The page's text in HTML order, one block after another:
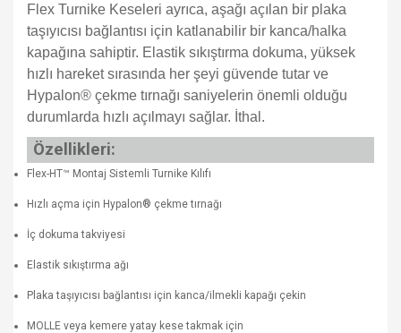
Flex Turnike Keseleri ayrıca, aşağı açılan bir plaka
taşıyıcısı bağlantısı için katlanabilir bir kanca/halka
kapağına sahiptir. Elastik sıkıştırma dokuma, yüksek
hızlı hareket sırasında her şeyi güvende tutar ve
Hypalon® çekme tırnağı saniyelerin önemli olduğu
durumlarda hızlı açılmayı sağlar. İthal.
Özellikleri:
Flex-HT™ Montaj Sistemli Turnike Kılıfı
Hızlı açma için Hypalon® çekme tırnağı
İç dokuma takviyesi
Elastik sıkıştırma ağı
Plaka taşıyıcısı bağlantısı için kanca/ilmekli kapağı çekin
MOLLE veya kemere yatay kese takmak için